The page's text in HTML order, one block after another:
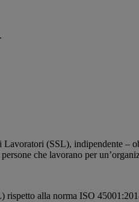
(SSL), indipendente –
che lavorano per
rispetto alla norma ISO